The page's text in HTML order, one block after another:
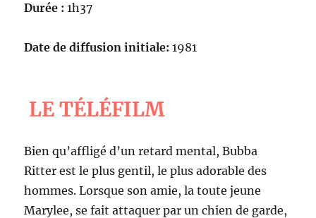
Durée : 1h37
Date de diffusion initiale: 1981
LE TÉLÉFILM
Bien qu’affligé d’un retard mental, Bubba
Ritter est le plus gentil, le plus adorable des
hommes. Lorsque son amie, la toute jeune
Marylee, se fait attaquer par un chien de garde,